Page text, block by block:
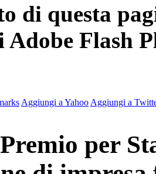
di questa
Adobe Flash
Aggiungi a Yahoo Aggiungi a
per